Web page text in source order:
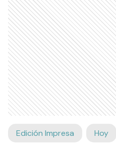
Edición Impresa Hoy